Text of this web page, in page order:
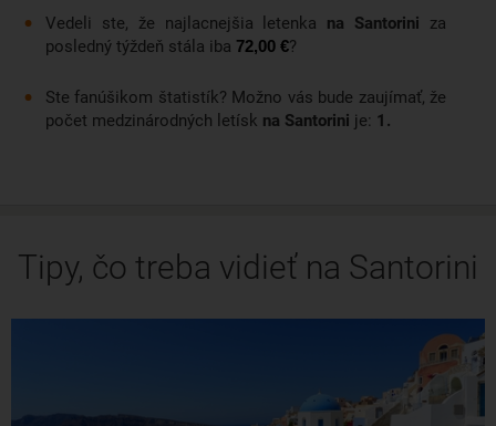
Vedeli ste, že najlacnejšia letenka na Santorini za
posledný týždeň stála iba 72,00 €?
Ste fanúšikom štatistík? Možno vás bude zaujímať, že
počet medzinárodných letísk na Santorini je: 1.
Tipy, čo treba vidieť na Santorini